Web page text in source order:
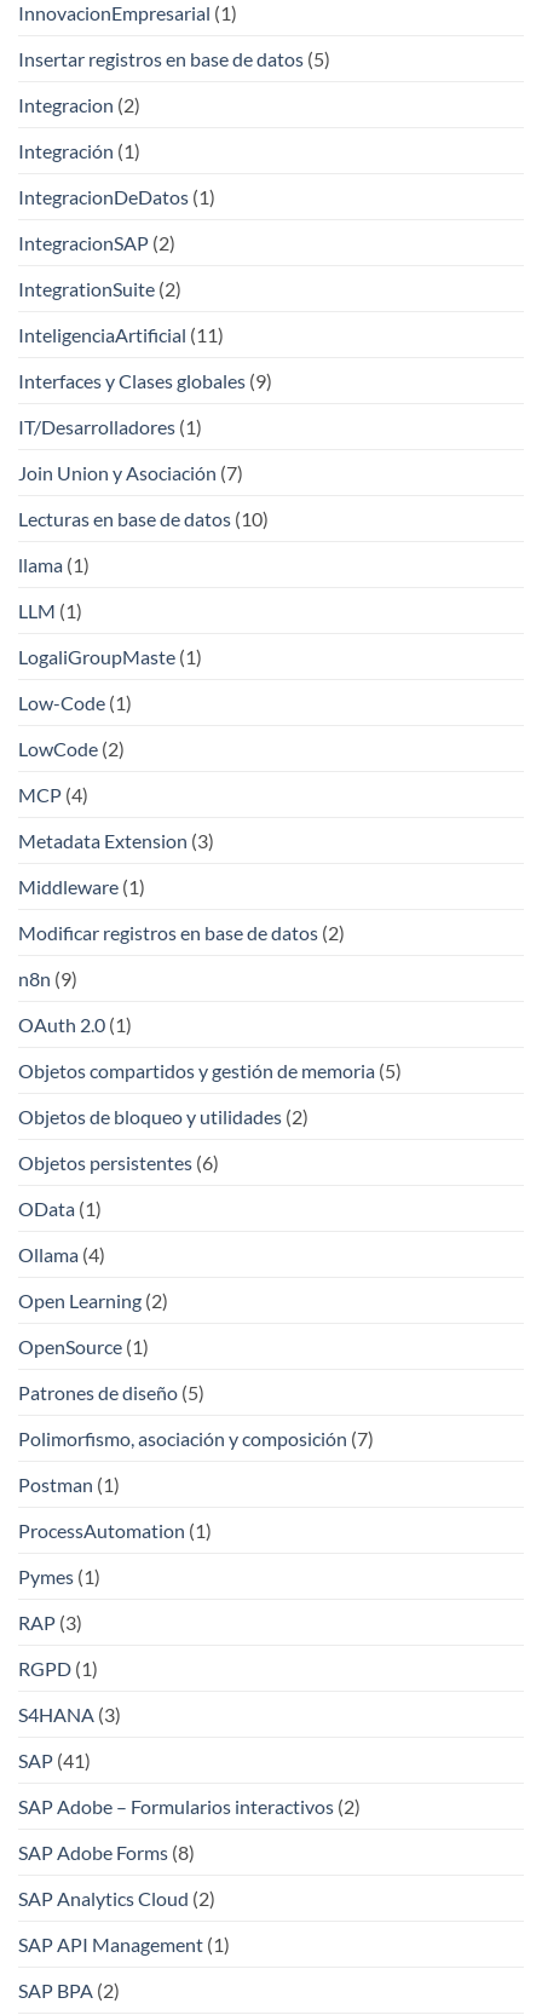
InnovacionEmpresarial (1)
Insertar registros en base de datos (5)
Integracion (2)
Integración (1)
IntegracionDeDatos (1)
IntegracionSAP (2)
IntegrationSuite (2)
InteligenciaArtificial (11)
Interfaces y Clases globales (9)
IT/Desarrolladores (1)
Join Union y Asociación (7)
Lecturas en base de datos (10)
llama (1)
LLM (1)
LogaliGroupMaste (1)
Low-Code (1)
LowCode (2)
MCP (4)
Metadata Extension (3)
Middleware (1)
Modificar registros en base de datos (2)
n8n (9)
OAuth 2.0 (1)
Objetos compartidos y gestión de memoria (5)
Objetos de bloqueo y utilidades (2)
Objetos persistentes (6)
OData (1)
Ollama (4)
Open Learning (2)
OpenSource (1)
Patrones de diseño (5)
Polimorfismo, asociación y composición (7)
Postman (1)
ProcessAutomation (1)
Pymes (1)
RAP (3)
RGPD (1)
S4HANA (3)
SAP (41)
SAP Adobe – Formularios interactivos (2)
SAP Adobe Forms (8)
SAP Analytics Cloud (2)
SAP API Management (1)
SAP BPA (2)